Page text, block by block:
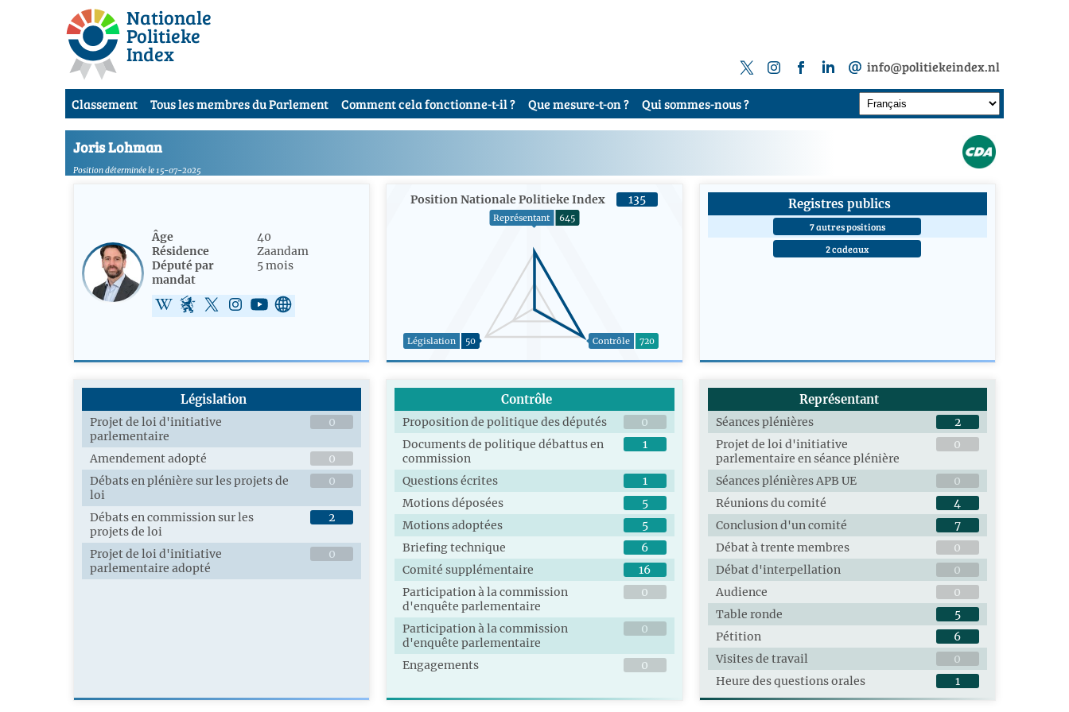
Nationale
Politieke
Index info@politiekeindex.nl
Classement Tous les membres du Parlement Comment cela fonctionne-t-il ? Que mesure-t-on ? Qui sommes-nous ?
Joris Lohman
Position déterminée le 15-07-2025
Âge
40
Résidence
Zaandam
Député par
mandat
5 mois
Position Nationale Politieke Index 135
Législation 50
Représentant 645
Contrôle 720
Registres publics
7 autres positions
2 cadeaux
Législation
Projet de loi d'initiative
parlementaire
0
Amendement adopté
0
Débats en plénière sur les projets de
loi
0
Débats en commission sur les
projets de loi
2
Projet de loi d'initiative
parlementaire adopté
0
Contrôle
Proposition de politique des députés
0
Documents de politique débattus en
commission
1
Questions écrites
1
Motions déposées
5
Motions adoptées
5
Briefing technique
6
Comité supplémentaire
16
Participation à la commission
d'enquête parlementaire
0
Participation à la commission
d'enquête parlementaire
0
Engagements 0
Représentant
Séances plénières
2
Projet de loi d'initiative
parlementaire en séance plénière
0
Séances plénières APB UE
0
Réunions du comité
4
Conclusion d'un comité
7
Débat à trente membres
0
Débat d'interpellation
0
Audience
0
Table ronde
5
Pétition
6
Visites de travail
0
Heure des questions orales
1